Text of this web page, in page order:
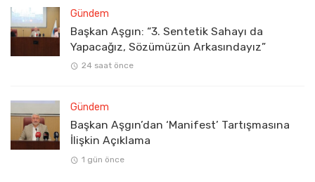
Gündem
Başkan Aşgın: “3. Sentetik Sahayı da
Yapacağız, Sözümüzün Arkasındayız”
24 saat önce
Gündem
Başkan Aşgın’dan ‘Manifest’ Tartışmasına
İlişkin Açıklama
1 gün önce